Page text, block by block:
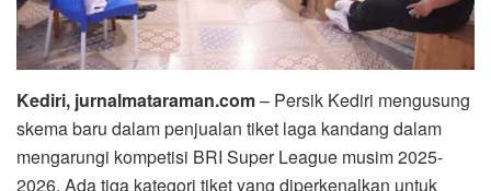
Kediri, jurnalmataraman.com– Persik Kediri mengusung
skema baru dalam penjualan tiket laga kandang dalam
mengarungi kompetisi BRI Super League musim 2025-
2026. Ada tiga kategori tiket yang diperkenalkan untuk